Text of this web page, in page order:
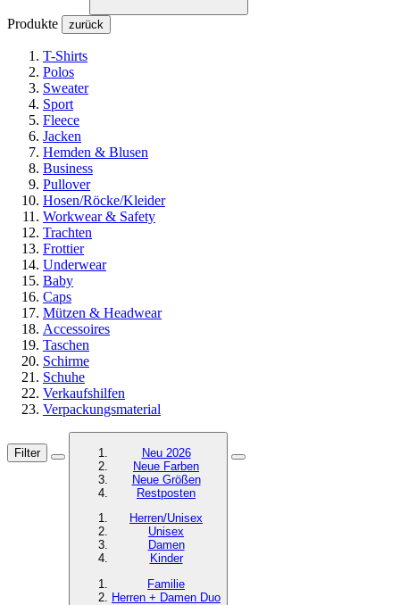
Produkte zurück
T-Shirts
Polos
Sweater
Sport
Fleece
Jacken
Hemden & Blusen
Business
Pullover
Hosen/Röcke/Kleider
Workwear & Safety
Trachten
Frottier
Underwear
Baby
Caps
Mützen & Headwear
Accessoires
Taschen
Schirme
Schuhe
Verkaufshilfen
Verpackungsmaterial
Filter
Neu 2026
Neue Farben
Neue Größen
Restposten
Herren/Unisex
Unisex
Damen
Kinder
Familie
Herren + Damen Duo